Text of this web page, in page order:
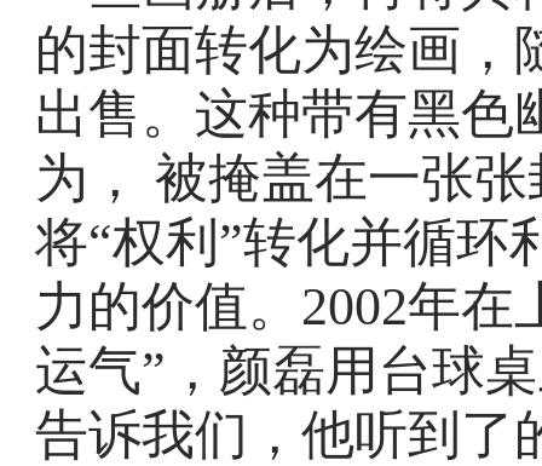
的封面转化为绘画，
出售。这种带有黑色
为， 被掩盖在一张
将“权利”转化并循环
力的价值。2002年
运气”，颜磊用台球
告诉我们，他听到了